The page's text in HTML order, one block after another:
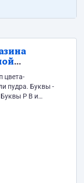
цвета-
P B и
люкс. Нужны
или
всё что есть